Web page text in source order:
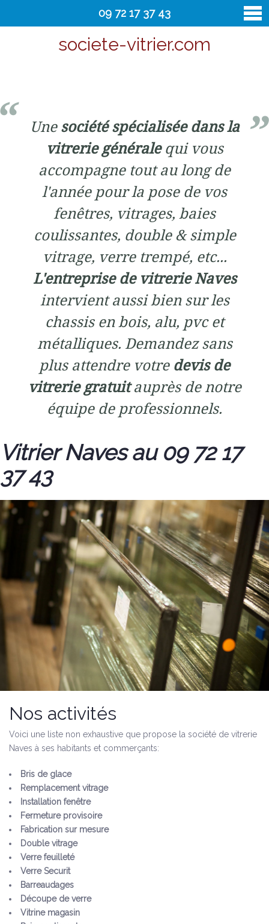
09 72 17 37 43
societe-vitrier.com
Unesociété spécialisée dans la
vitrerie généralequi vous
accompagne tout au long de
l'année pour la pose de vos
fenêtres, vitrages, baies
coulissantes, double & simple
vitrage, verre trempé, etc...
L'entreprise de vitrerie Naves
intervient aussi bien sur les
chassis en bois, alu, pvc et
métalliques. Demandez sans
plus attendre votre devis de
vitrerie gratuitauprès de notre
équipe de professionnels.
Vitrier Naves au 09 72 17
37 43
Nos activités
Voici une liste non exhaustive que propose la société de vitrerie
Naves à ses habitants et commerçants:
Bris de glace
Remplacement vitrage
Installation fenêtre
Fermeture provisoire
Fabrication sur mesure
Double vitrage
Verre feuilleté
Verre Securit
Barreaudages
Découpe de verre
Vitrine magasin